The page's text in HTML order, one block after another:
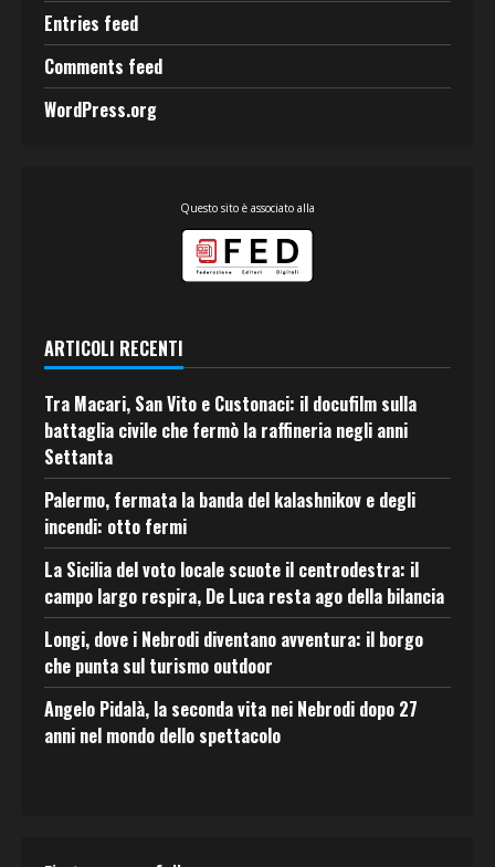
Entries feed
Comments feed
WordPress.org
Questo sito è associato alla
ARTICOLI RECENTI
Tra Macari, San Vito e Custonaci: il docufilm sulla
battaglia civile che fermò la raffineria negli anni
Settanta
Palermo, fermata la banda del kalashnikov e degli
incendi: otto fermi
La Sicilia del voto locale scuote il centrodestra: il
campo largo respira, De Luca resta ago della bilancia
Longi, dove i Nebrodi diventano avventura: il borgo
che punta sul turismo outdoor
Angelo Pidalà, la seconda vita nei Nebrodi dopo 27
anni nel mondo dello spettacolo